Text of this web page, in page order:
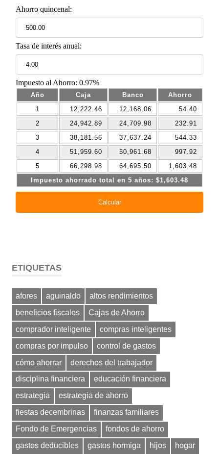
ETIQUETAS
afores aguinaldo
altos rendimientos
beneficios fiscales
Cajas de Ahorro
comprador inteligente
compras inteligentes
compras por impulso
control de gastos
cómo ahorrar
derechos del trabajador
disciplina financiera
educación financiera
estrategia
estrategia de ahorro
fiestas decembrinas
finanzas familiares
Fondo de Emergencias
fondos de ahorro
gastos deducibles
gastos hormiga hijos hogar